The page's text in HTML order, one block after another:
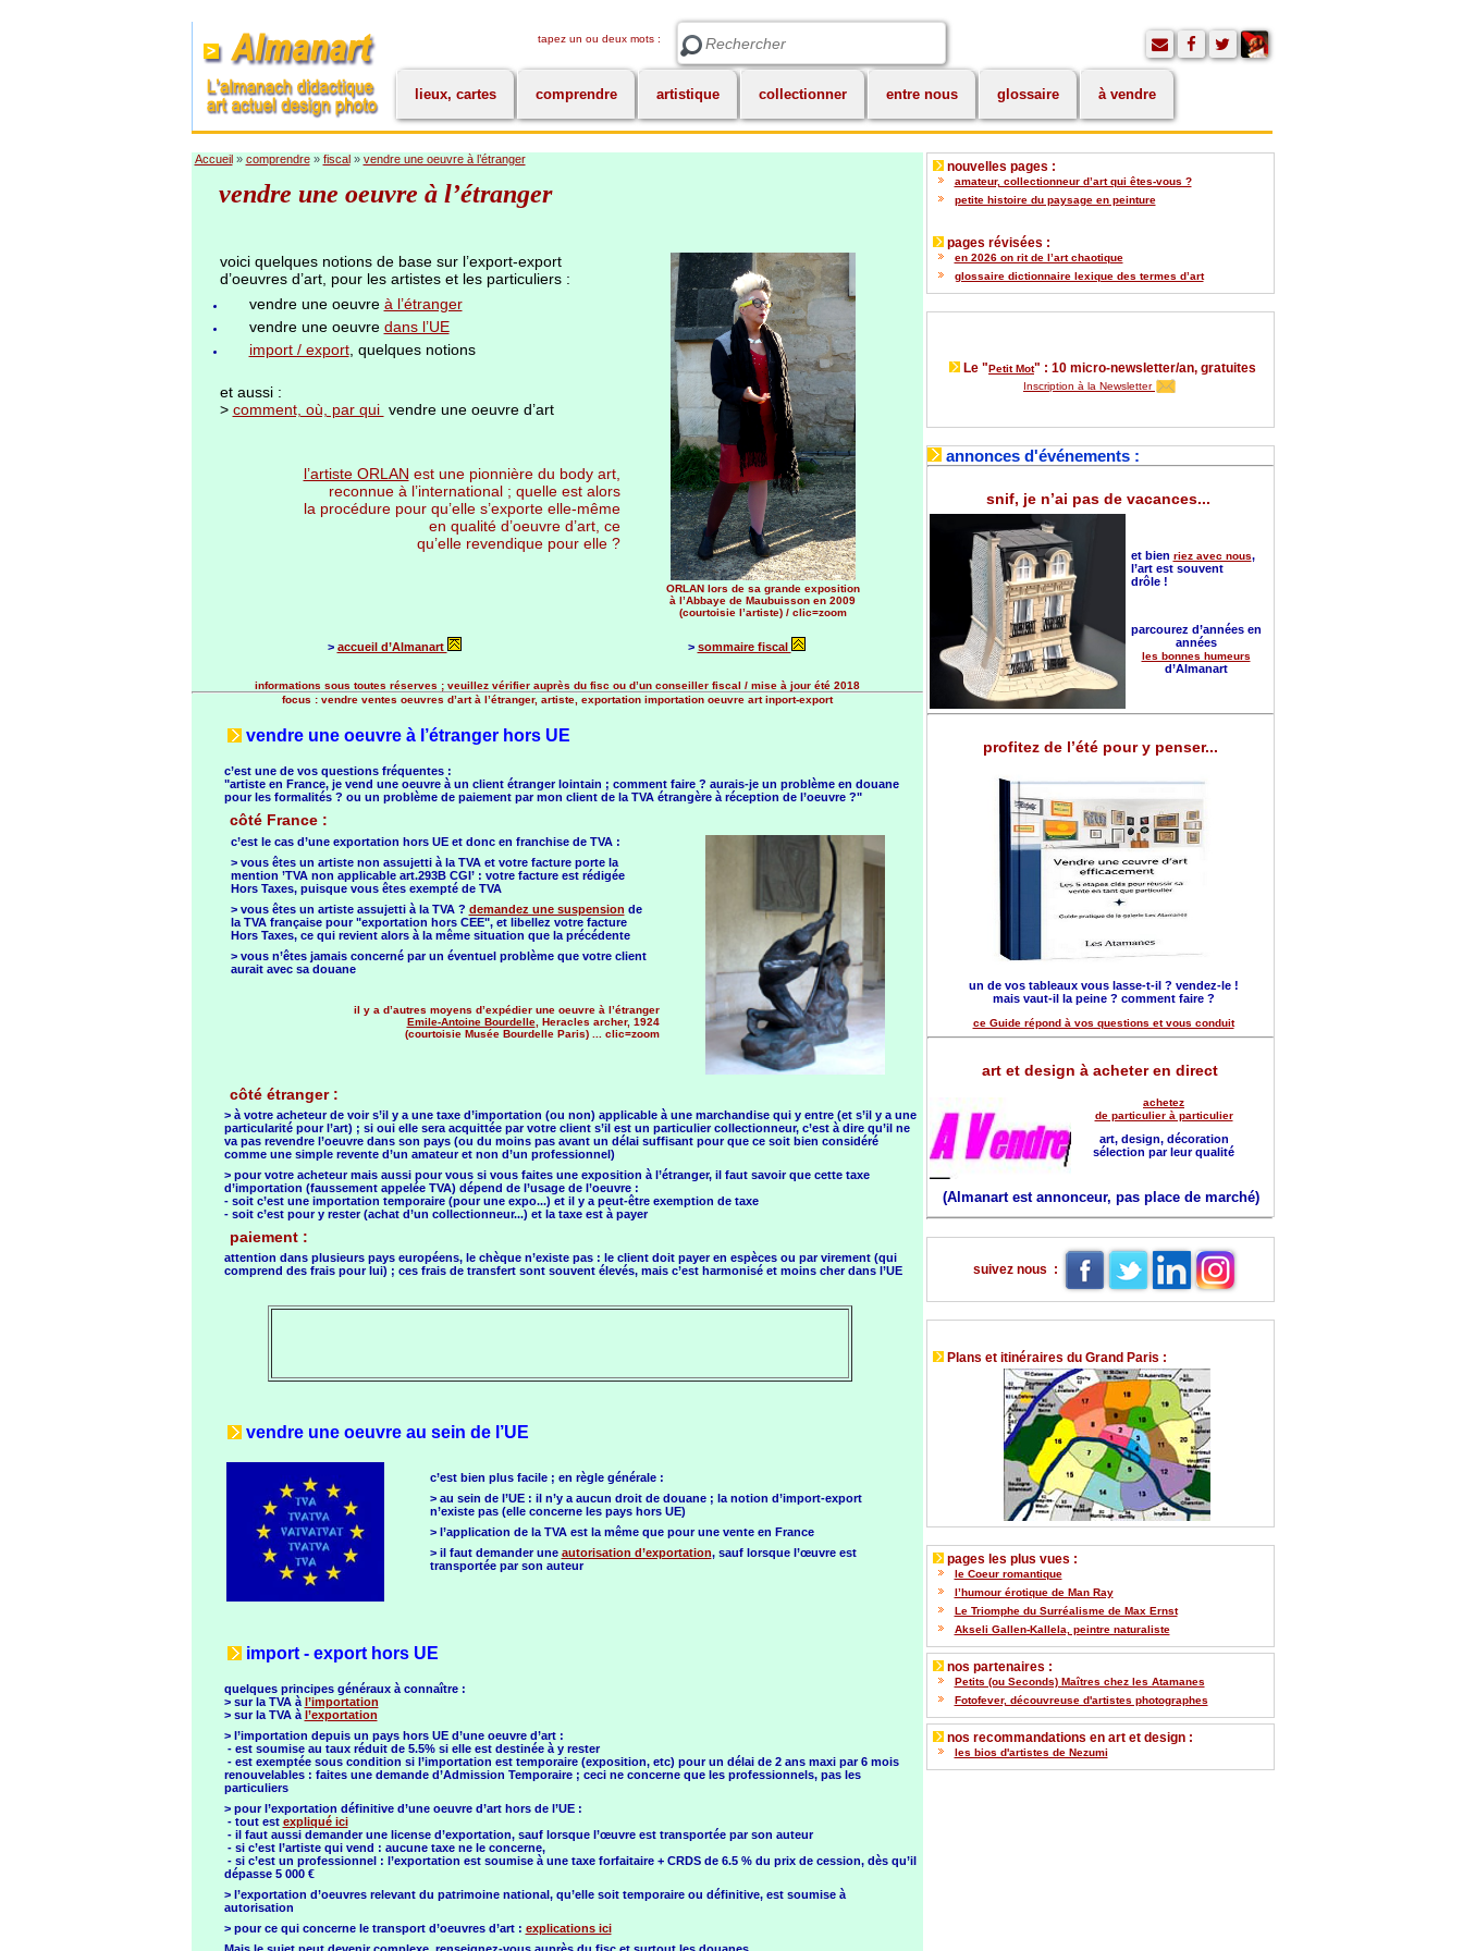
tapez un ou deux mots : Rechercher
lieux, cartes comprendre artistique collectionner entre nous glossaire à vendre
Accueil» comprendre» fiscal» vendre une oeuvre à l’étranger
vendre une oeuvre à l’étranger
voici quelques notions de base sur l’export-export
d’oeuvres d’art, pour les artistes et les particuliers :
vendre une oeuvre à l’étranger
vendre une oeuvre dans l’UE
import / export, quelques notions
et aussi :
> comment, où, par qui vendre une oeuvre d’art
l’artiste ORLAN est une pionnière du body art,
reconnue à l’international ; quelle est alors
la procédure pour qu’elle s’exporte elle-même
en qualité d’oeuvre d’art, ce
qu’elle revendique pour elle ?
ORLAN lors de sa grande exposition
à l’Abbaye de Maubuisson en 2009
(courtoisie l’artiste) / clic=zoom
> accueil d’Almanart > sommaire fiscal
informations sous toutes réserves ; veuillez vérifier auprès du fisc ou d’un conseiller fiscal / mise à jour été 2018
focus : vendre ventes oeuvres d’art à l’étranger, artiste, exportation importation oeuvre art inport-export
vendre une oeuvre à l’étranger hors UE
c’est une de vos questions fréquentes :
"artiste en France, je vend une oeuvre à un client étranger lointain ; comment faire ? aurais-je un problème en douane
pour les formalités ? ou un problème de paiement par mon client de la TVA étrangère à réception de l’oeuvre ?"
côté France :
c’est le cas d’une exportation hors UE et donc en franchise de TVA :
> vous êtes un artiste non assujetti à la TVA et votre facture porte la
mention ’TVA non applicable art.293B CGI’ : votre facture est rédigée
Hors Taxes, puisque vous êtes exempté de TVA
> vous êtes un artiste assujetti à la TVA ? demandez une suspension de
la TVA française pour "exportation hors CEE", et libellez votre facture
Hors Taxes, ce qui revient alors à la même situation que la précédente
> vous n’êtes jamais concerné par un éventuel problème que votre client
aurait avec sa douane
il y a d’autres moyens d’expédier une oeuvre à l’étranger
Emile-Antoine Bourdelle, Heracles archer, 1924
(courtoisie Musée Bourdelle Paris) ... clic=zoom
côté étranger :
> à votre acheteur de voir s’il y a une taxe d’importation (ou non) applicable à une marchandise qui y entre (et s’il y a une
particularité pour l’art) ; si oui elle sera acquittée par votre client s’il est un particulier collectionneur, c’est à dire qu’il ne
va pas revendre l’oeuvre dans son pays (ou du moins pas avant un délai suffisant pour que ce soit bien considéré
comme une simple revente d’un amateur et non d’un professionnel)
> pour votre acheteur mais aussi pour vous si vous faites une exposition à l’étranger, il faut savoir que cette taxe
d’importation (faussement appelée TVA) dépend de l’usage de l’oeuvre :
- soit c’est une importation temporaire (pour une expo...) et il y a peut-être exemption de taxe
- soit c’est pour y rester (achat d’un collectionneur...) et la taxe est à payer
paiement :
attention dans plusieurs pays européens, le chèque n’existe pas : le client doit payer en espèces ou par virement (qui
comprend des frais pour lui) ; ces frais de transfert sont souvent élevés, mais c’est harmonisé et moins cher dans l’UE
vendre une oeuvre au sein de l’UE
c’est bien plus facile ; en règle générale :
> au sein de l’UE : il n’y a aucun droit de douane ; la notion d’import-export
n’existe pas (elle concerne les pays hors UE)
> l’application de la TVA est la même que pour une vente en France
> il faut demander une autorisation d’exportation, sauf lorsque l’œuvre est
transportée par son auteur
import - export hors UE
quelques principes généraux à connaître :
> sur la TVA à l’importation
> sur la TVA à l’exportation
> l’importation depuis un pays hors UE d’une oeuvre d’art :
- est soumise au taux réduit de 5.5% si elle est destinée à y rester
- est exemptée sous condition si l’importation est temporaire (exposition, etc) pour un délai de 2 ans maxi par 6 mois
renouvelables : faites une demande d’Admission Temporaire ; ceci ne concerne que les professionnels, pas les
particuliers
> pour l’exportation définitive d’une oeuvre d’art hors de l’UE :
- tout est expliqué ici
- il faut aussi demander une license d’exportation, sauf lorsque l’œuvre est transportée par son auteur
- si c’est l’artiste qui vend : aucune taxe ne le concerne,
- si c’est un professionnel : l’exportation est soumise à une taxe forfaitaire + CRDS de 6.5 % du prix de cession, dès qu’il
dépasse 5 000 €
> l’exportation d’oeuvres relevant du patrimoine national, qu’elle soit temporaire ou définitive, est soumise à
autorisation
> pour ce qui concerne le transport d’oeuvres d’art : explications ici
nouvelles pages :
amateur, collectionneur d’art qui êtes-vous ?
petite histoire du paysage en peinture
pages révisées :
en 2026 on rit de l’art chaotique
glossaire dictionnaire lexique des termes d’art
Le "Petit Mot" : 10 micro-newsletter/an, gratuites
Inscription à la Newsletter
annonces d'événements :
snif, je n’ai pas de vacances...
et bien riez avec nous,
l’art est souvent
drôle !
parcourez d’années en
années
les bonnes humeurs
d’Almanart
profitez de l’été pour y penser...
un de vos tableaux vous lasse-t-il ? vendez-le !
mais vaut-il la peine ? comment faire ?
ce Guide répond à vos questions et vous conduit
art et design à acheter en direct
achetez
de particulier à particulier
art, design, décoration
sélection par leur qualité
(Almanart est annonceur, pas place de marché)
suivez nous :
Plans et itinéraires du Grand Paris :
pages les plus vues :
le Coeur romantique
l’humour érotique de Man Ray
Le Triomphe du Surréalisme de Max Ernst
Akseli Gallen-Kallela, peintre naturaliste
nos partenaires :
Petits (ou Seconds) Maîtres chez les Atamanes
Fotofever, découvreuse d'artistes photographes
nos recommandations en art et design :
les bios d'artistes de Nezumi